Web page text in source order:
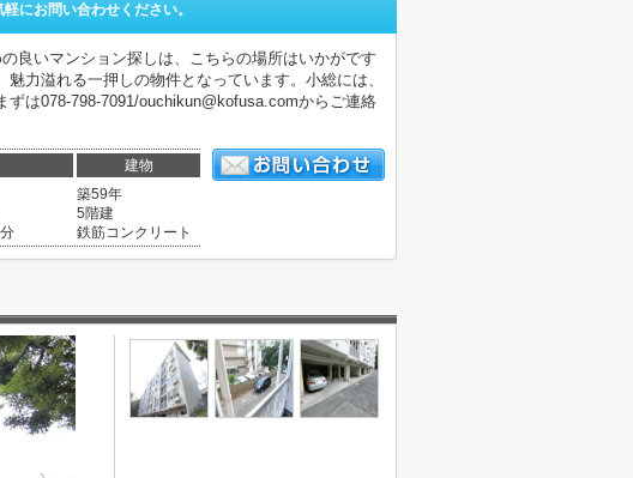
にお問い合わせください。
良いマンション探しは、こちらの場所はいかがです
力溢れる一押しの物件となっています。小総には、
は078-798-7091/ouchikun@kofusa.comからご連絡
建物
築59年
5階建
鉄筋コンクリート